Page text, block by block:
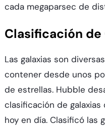
cada megaparsec de
Clasificación de
Las galaxias son
contener desde unos
de estrellas. Hubble
clasificación de
hoy en día. Clasificó las